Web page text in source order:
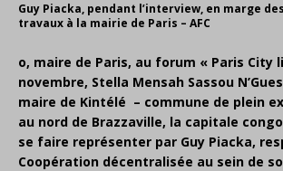
Guy Piacka, pendant l’interview, en marge des
travaux à la mairie de Paris – AFC
o, maire de Paris, au forum « Paris City
novembre, Stella Mensah Sassou
maire de Kintélé – commune de plein
au nord de Brazzaville, la capitale
se faire représenter par Guy Piacka,
Coopération décentralisée au sein de